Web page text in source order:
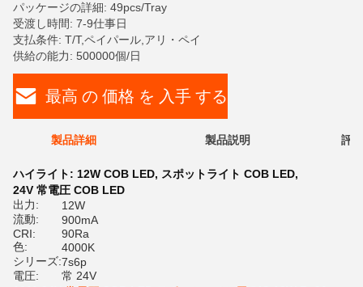
パッケージの詳細: 49pcs/Tray
受渡し時間: 7-9仕事日
支払条件: T/T,ペイパール,アリ・ペイ
供給の能力: 500000個/日
最高 の 価格 を 入手 する
製品詳細 製品説明 評
ハイライト: 12W COB LED, スポットライト COB LED,
24V 常電圧 COB LED
出力:
12W
流動:
900mA
CRI:
90Ra
色:
4000K
シリーズ:7s6p
電圧:
常 24V